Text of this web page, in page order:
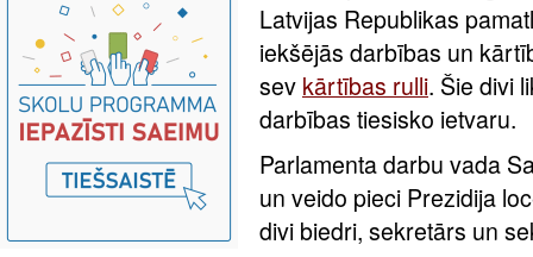
Latvijas Republikas
iekšējās darbības un
sev kārtības rulli. Šie divi
darbības tiesisko ietvaru.
Parlamenta darbu vada
un veido pieci Prezidija
divi biedri, sekretārs un